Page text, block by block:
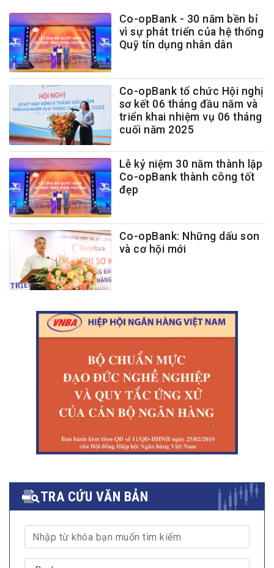
Co-opBank - 30 năm bền bỉ
vì sự phát triển của hệ thống
Quỹ tín dụng nhân dân
Co-opBank tổ chức Hội nghị
sơ kết 06 tháng đầu năm và
triển khai nhiệm vụ 06 tháng
cuối năm 2025
Lễ kỷ niệm 30 năm thành lập
Co-opBank thành công tốt
đẹp
Co-opBank: Những dấu son
và cơ hội mới
TRA CỨU VĂN BẢN